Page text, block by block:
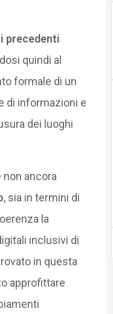
precedenti
quindi al
formale di un
di informazioni e
dei luoghi
non ancora
, sia in termini di
la
inclusivi di
in questa
approfittare